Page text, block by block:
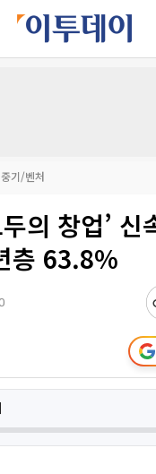
중기/벤처
의 창업’ 신
층 63.8%